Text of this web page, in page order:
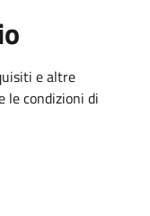
e altre
le condizioni di